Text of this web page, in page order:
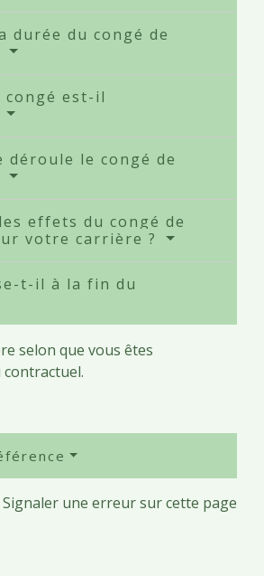
durée du congé de
congé est-il
déroule le congé de
effets du congé de
votre carrière ?
t-il à la fin du
selon que vous êtes
Signaler une erreur sur cette page